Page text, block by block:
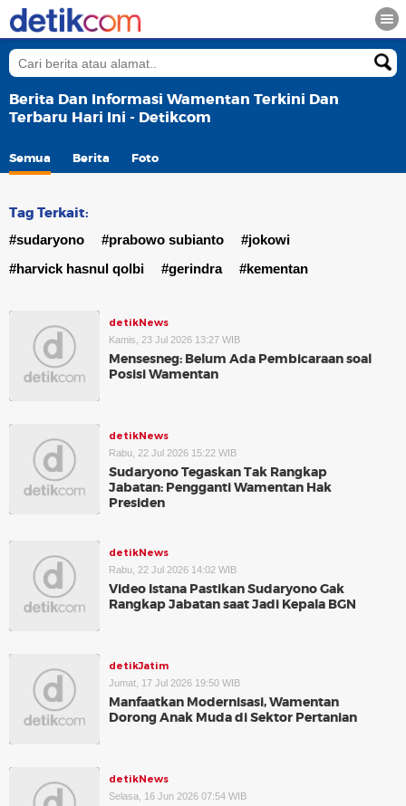
Berita Dan Informasi Wamentan Terkini Dan
Terbaru Hari Ini - Detikcom
Semua Berita Foto
Tag Terkait:
#sudaryono #prabowo subianto
#jokowi
#harvick hasnul qolbi
#gerindra #kementan
detikNews
Kamis, 23 Jul 2026 13:27 WIB
Mensesneg: Belum Ada Pembicaraan soal
Posisi Wamentan
detikNews
Rabu, 22 Jul 2026 15:22 WIB
Sudaryono Tegaskan Tak Rangkap
Jabatan: Pengganti Wamentan Hak
Presiden
detikNews
Rabu, 22 Jul 2026 14:02 WIB
Video Istana Pastikan Sudaryono Gak
Rangkap Jabatan saat Jadi Kepala BGN
detikJatim
Jumat, 17 Jul 2026 19:50 WIB
Manfaatkan Modernisasi, Wamentan
Dorong Anak Muda di Sektor Pertanian
detikNews
Selasa, 16 Jun 2026 07:54 WIB